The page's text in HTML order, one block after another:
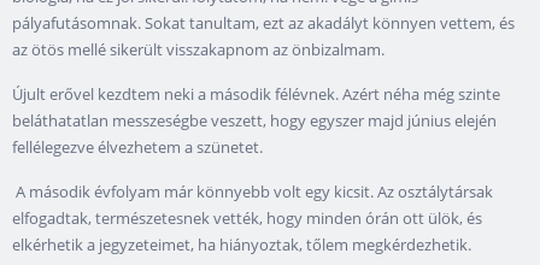
pályafutásomnak. Sokat tanultam, ezt az akadályt könnyen vettem, és
az ötös mellé sikerült visszakapnom az önbizalmam.
Újult erővel kezdtem neki a második félévnek. Azért néha még szinte
beláthatatlan messzeségbe veszett, hogy egyszer majd június elején
fellélegezve élvezhetem a szünetet.
A második évfolyam már könnyebb volt egy kicsit. Az osztálytársak
elfogadtak, természetesnek vették, hogy minden órán ott ülök, és
elkérhetik a jegyzeteimet, ha hiányoztak, tőlem megkérdezhetik.